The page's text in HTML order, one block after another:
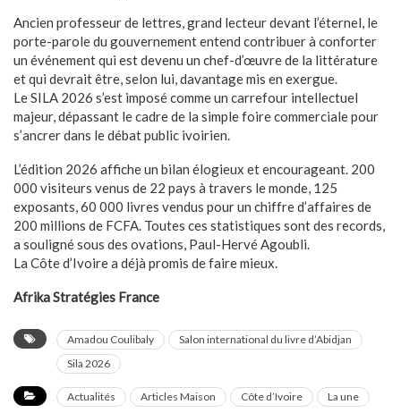
Ancien professeur de lettres, grand lecteur devant l’éternel, le
porte-parole du gouvernement entend contribuer à conforter
un événement qui est devenu un chef-d’œuvre de la littérature
et qui devrait être, selon lui, davantage mis en exergue.
Le SILA 2026 s’est imposé comme un carrefour intellectuel
majeur, dépassant le cadre de la simple foire commerciale pour
s’ancrer dans le débat public ivoirien.
L’édition 2026 affiche un bilan élogieux et encourageant. 200
000 visiteurs venus de 22 pays à travers le monde, 125
exposants, 60 000 livres vendus pour un chiffre d’affaires de
200 millions de FCFA. Toutes ces statistiques sont des records,
a souligné sous des ovations, Paul-Hervé Agoubli.
La Côte d’Ivoire a déjà promis de faire mieux.
Afrika Stratégies France​​​​​​​​​​​​​​​​​​​​​​​​​​​​​​​​​​​​​​​​​​​​​​​​​​
Amadou Coulibaly
Salon international du livre d’Abidjan
Sila 2026
Actualités Articles Maison Côte d’Ivoire La une